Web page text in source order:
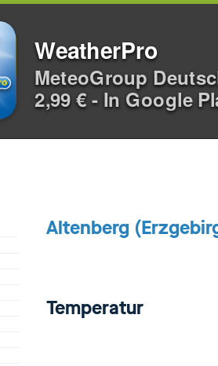
WeatherPro
MeteoGroup
2,99 € - In Google